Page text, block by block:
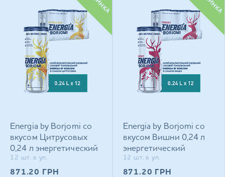
Energia by Borjomi со
вкусом Цитрусовых
0,24 л энергетический
сильногазированный
напиток
12 шт. в уп.
871.20 ГРН
Energia by Borjomi со
вкусом Вишни 0,24 л
энергетический
сильногазированный
напиток
12 шт. в уп.
871.20 ГРН